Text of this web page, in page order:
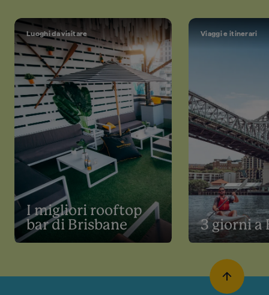
Luoghi da visitare
I migliori rooftop
bar di Brisbane
Viaggi e itinerari
3 giorni a